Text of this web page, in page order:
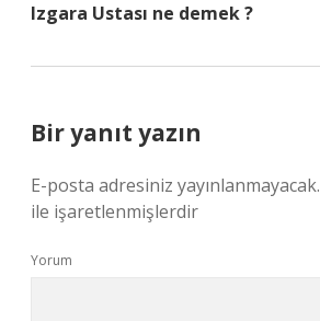
Izgara Ustası ne demek ?
Bir yanıt yazın
E-posta adresiniz yayınlanmayacak.
ile işaretlenmişlerdir
Yorum